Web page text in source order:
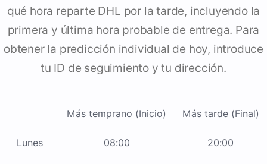
qué hora reparte DHL por la tarde, incluyendo la
primera y última hora probable de entrega. Para
obtener la predicción individual de hoy, introduce
tu ID de seguimiento y tu dirección.
Más temprano (Inicio) Más tarde (Final)
Lunes 08:00 20:00